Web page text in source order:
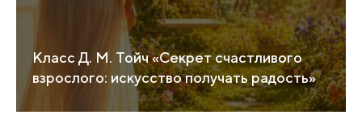
Класс Д. М. Тойч «Секрет счастливого
взрослого: искусство получать радость»